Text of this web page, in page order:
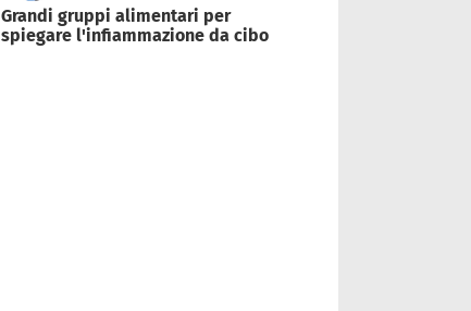
Grandi gruppi alimentari per
spiegare l'infiammazione da cibo